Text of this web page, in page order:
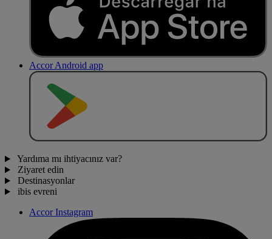
Accor Android app
Yardıma mı ihtiyacınız var?
Ziyaret edin
Destinasyonlar
ibis evreni
Accor Instagram